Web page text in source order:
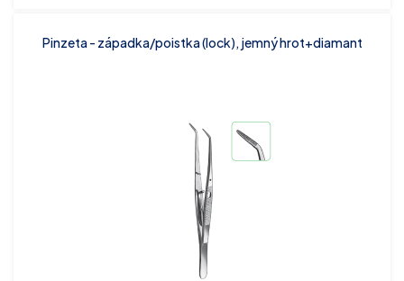
Pinzeta - západka/poistka (lock), jemný hrot+diamant